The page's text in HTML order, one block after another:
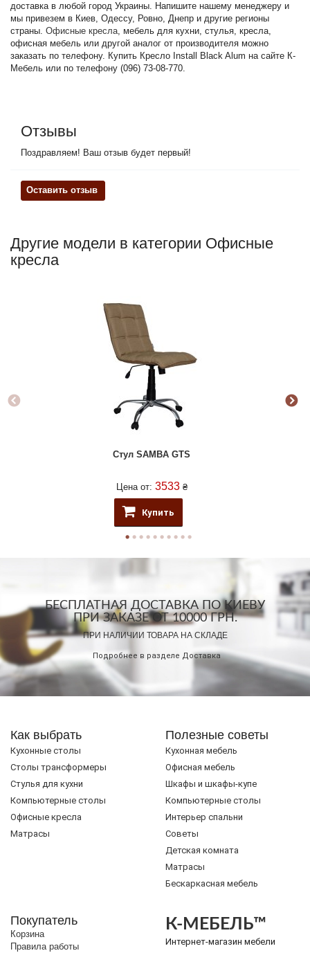
доставка в любой город Украины. Напишите нашему менеджеру и
мы привезем в Киев, Одессу, Ровно, Днепр и другие регионы
страны. Офисные кресла, мебель для кухни, стулья, кресла,
офисная мебель или другой аналог от производителя можно
заказать по телефону. Купить Кресло Install Black Alum на сайте К-
Мебель или по телефону (096) 73-08-770.
Отзывы
Поздравляем! Ваш отзыв будет первый!
Оставить отзыв
Другие модели в категории Офисные
кресла
Стул SAMBA GTS
Цена от: 3533 ₴
Купить
БЕСПЛАТНАЯ ДОСТАВКА ПО КИЕВУ
ПРИ ЗАКАЗЕ ОТ 10000 ГРН.
ПРИ НАЛИЧИИ ТОВАРА НА СКЛАДЕ
Подробнее в разделе Доставка
Как выбрать
Кухонные столы
Cтолы трансформеры
Стулья для кухни
Компьютерные столы
Офисные кресла
Матрасы
Полезные советы
Кухонная мебель
Офисная мебель
Шкафы и шкафы-купе
Компьютерные столы
Интерьер спальни
Советы
Детская комната
Матрасы
Бескаркасная мебель
Покупатель
Корзина
Правила работы
К-МЕБЕЛЬ™
Интернет-магазин мебели